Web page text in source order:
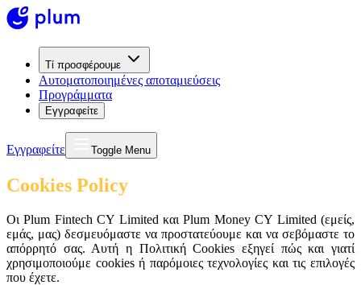
Τί προσφέρουμε
Αυτοματοποιημένες αποταμιεύσεις
Προγράμματα
Εγγραφείτε
Εγγραφείτε Toggle Menu
Cookies Policy
Οι Plum Fintech CY Limited και Plum Money CY Limited (εμείς,
εμάς, μας) δεσμευόμαστε να προστατεύουμε και να σεβόμαστε το
απόρρητό σας. Αυτή η Πολιτική Cookies εξηγεί πώς και γιατί
χρησιμοποιούμε cookies ή παρόμοιες τεχνολογίες και τις επιλογές
που έχετε.